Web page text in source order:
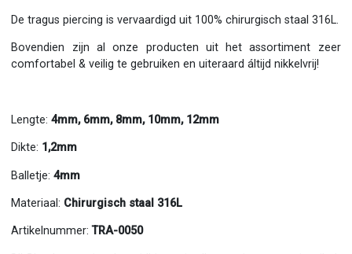
De tragus piercing is vervaardigd uit 100% chirurgisch staal 316L.
Bovendien zijn al onze producten uit het assortiment zeer
comfortabel & veilig te gebruiken en uiteraard áltijd nikkelvrij!
Lengte:4mm, 6mm, 8mm, 10mm, 12mm
Dikte: 1,2mm
Balletje:4mm
Materiaal: Chirurgisch staal 316L
Artikelnummer:TRA-0050